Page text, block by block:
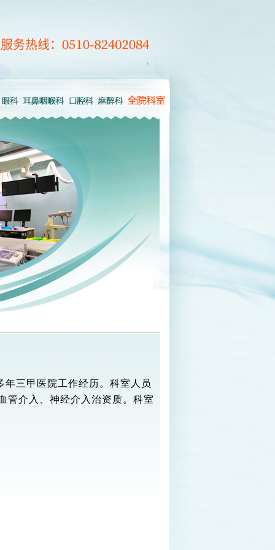
年三甲医院工作经历。科室人员
管介入、神经介入治资质。科室